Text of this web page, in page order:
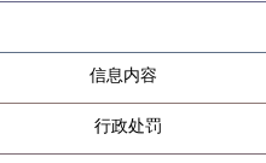
信息内容
行政处罚